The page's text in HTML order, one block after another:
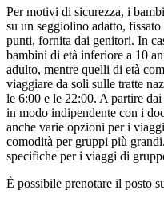
Per motivi di sicurezza, i
su un seggiolino adatto,
punti, fornita dai genitori. In
bambini di età inferiore a 10
adulto, mentre quelli di età
viaggiare da soli sulle tratte
le 6:00 e le 22:00. A partire
in modo indipendente con i
anche varie opzioni per i
comodità per gruppi più
specifiche per i viaggi di
È possibile prenotare il posto